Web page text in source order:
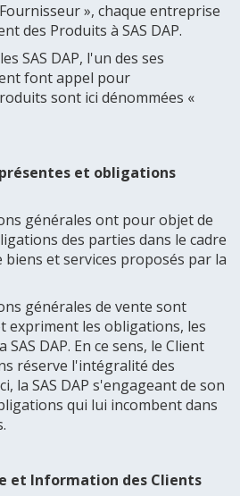
», chaque entreprise
des Produits à SAS DAP.
SAS DAP, l'un des ses
font appel pour
sont ici dénommées «
et obligations
générales ont pour objet de
des parties dans le cadre
biens et services proposés par la
générales de vente sont
expriment les obligations, les
DAP. En ce sens, le Client
réserve l'intégralité des
la SAS DAP s'engageant de son
qui lui incombent dans
et Information des Clients